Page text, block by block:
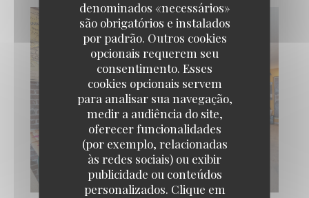
denominados «necessários»
são obrigatórios e instalados
por padrão. Outros cookies
opcionais requerem seu
consentimento. Esses
cookies opcionais servem
para analisar sua navegação,
medir a audiência do site,
oferecer funcionalidades
(por exemplo, relacionadas
às redes sociais) ou exibir
publicidade ou conteúdos
personalizados. Clique em